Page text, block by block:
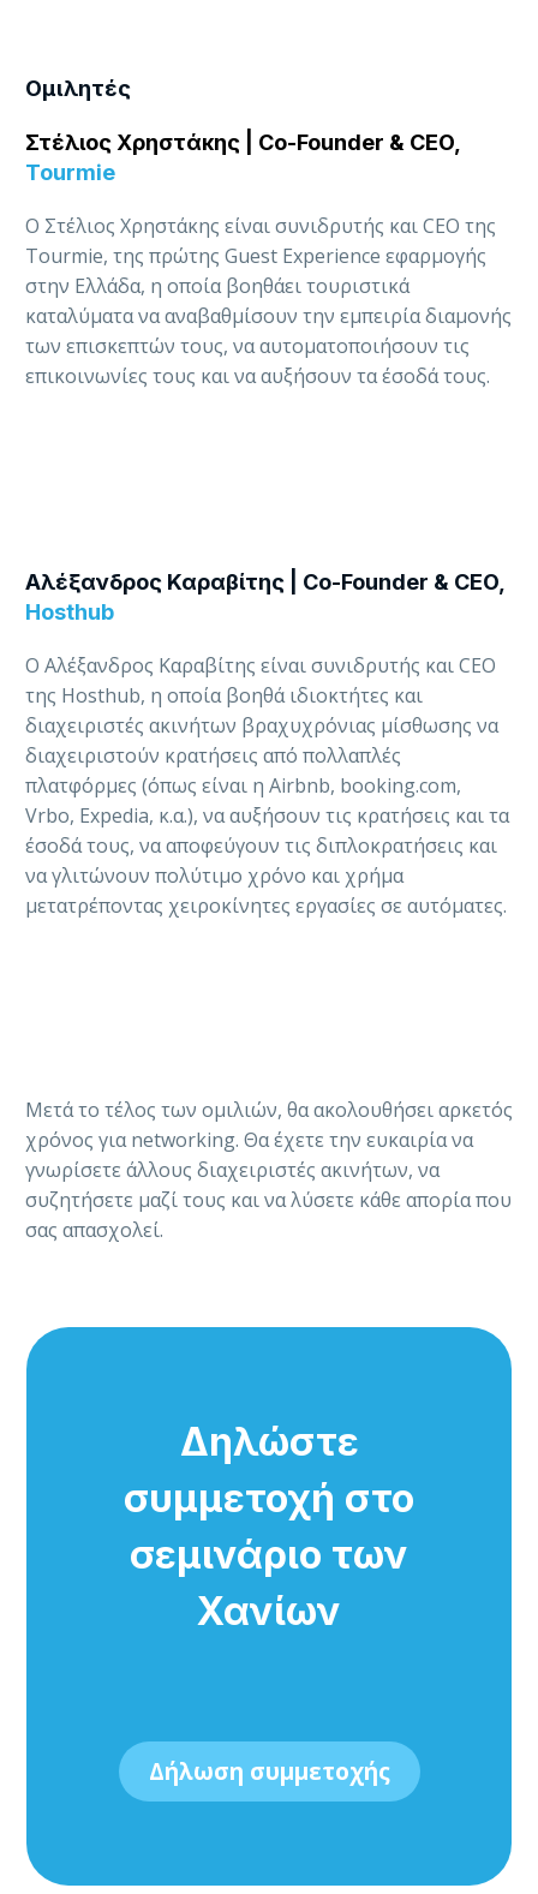
Ομιλητές
Στέλιος Χρηστάκης | Co-Founder & CEO,
Tourmie
Ο Στέλιος Χρηστάκης είναι συνιδρυτής και CEO της
Tourmie, της πρώτης Guest Experience εφαρμογής
στην Ελλάδα, η οποία βοηθάει τουριστικά
καταλύματα να αναβαθμίσουν την εμπειρία διαμονής
των επισκεπτών τους, να αυτοματοποιήσουν τις
επικοινωνίες τους και να αυξήσουν τα έσοδά τους.
Αλέξανδρος Καραβίτης | Co-Founder & CEO,
Hosthub
Ο Αλέξανδρος Καραβίτης είναι συνιδρυτής και CEO
της Ηοsthub, η οποία βοηθά ιδιοκτήτες και
διαχειριστές ακινήτων βραχυχρόνιας μίσθωσης να
διαχειριστούν κρατήσεις από πολλαπλές
πλατφόρμες (όπως είναι η Airbnb, booking.com,
Vrbo, Expedia, κ.α.), να αυξήσουν τις κρατήσεις και τα
έσοδά τους, να αποφεύγουν τις διπλοκρατήσεις και
να γλιτώνουν πολύτιμο χρόνο και χρήμα
μετατρέποντας χειροκίνητες εργασίες σε αυτόματες.
Μετά το τέλος των ομιλιών, θα ακολουθήσει αρκετός
χρόνος για networking. Θα έχετε την ευκαιρία να
γνωρίσετε άλλους διαχειριστές ακινήτων, να
συζητήσετε μαζί τους και να λύσετε κάθε απορία που
σας απασχολεί.
Δηλώστε
συμμετοχή στο
σεμινάριο των
Χανίων
Δήλωση συμμετοχής